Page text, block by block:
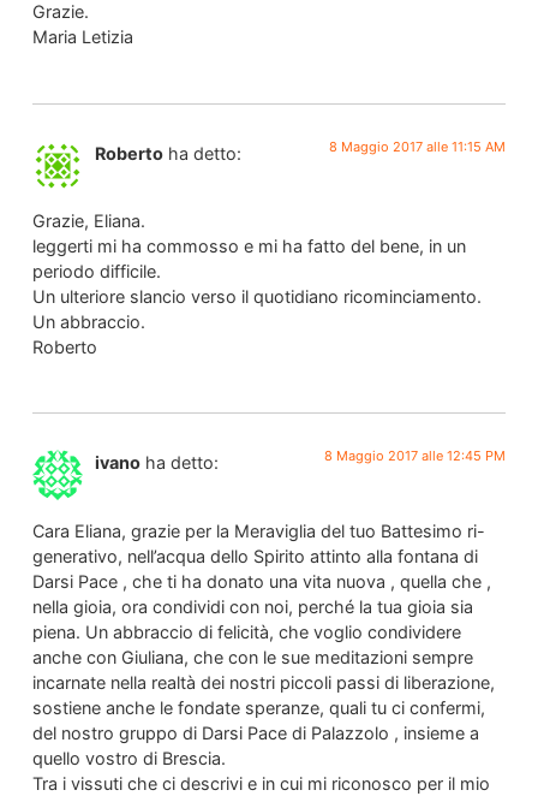
Grazie.
Maria Letizia
Roberto ha detto: 8 Maggio 2017 alle 11:15 AM
Grazie, Eliana.
leggerti mi ha commosso e mi ha fatto del bene, in un
periodo difficile.
Un ulteriore slancio verso il quotidiano ricominciamento.
Un abbraccio.
Roberto
ivano ha detto: 8 Maggio 2017 alle 12:45 PM
Cara Eliana, grazie per la Meraviglia del tuo Battesimo ri-
generativo, nell’acqua dello Spirito attinto alla fontana di
Darsi Pace , che ti ha donato una vita nuova , quella che ,
nella gioia, ora condividi con noi, perché la tua gioia sia
piena. Un abbraccio di felicità, che voglio condividere
anche con Giuliana, che con le sue meditazioni sempre
incarnate nella realtà dei nostri piccoli passi di liberazione,
sostiene anche le fondate speranze, quali tu ci confermi,
del nostro gruppo di Darsi Pace di Palazzolo , insieme a
quello vostro di Brescia.
Tra i vissuti che ci descrivi e in cui mi riconosco per il mio